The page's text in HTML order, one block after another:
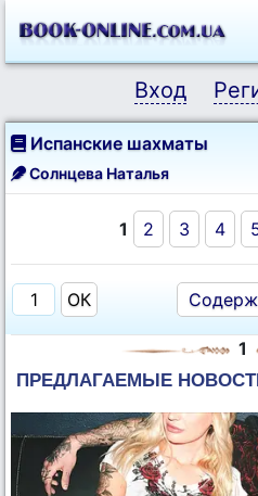
Вход
Испанские шахматы
Солнцева Наталья
1 2 3 4
1